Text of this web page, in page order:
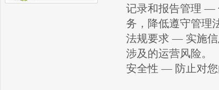
记录和报告管理 —
务，降低遵守管理
法规要求 — 实施信
涉及的运营风险。
安全性 — 防止对